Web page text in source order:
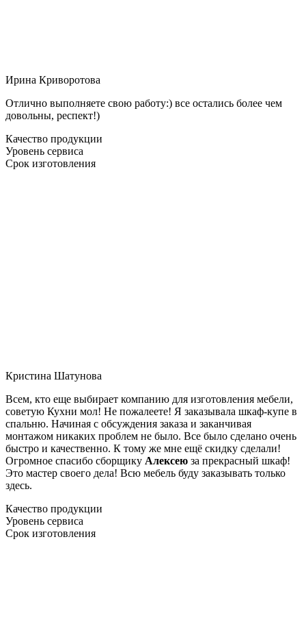
Ирина Криворотова
Отлично выполняете свою работу:) все остались более чем
довольны, респект!)
Качество продукции
Уровень сервиса
Срок изготовления
Кристина Шатунова
Всем, кто еще выбирает компанию для изготовления мебели,
советую Кухни мол! Не пожалеете! Я заказывала шкаф-купе в
спальню. Начиная с обсуждения заказа и заканчивая
монтажом никаких проблем не было. Все было сделано очень
быстро и качественно. К тому же мне ещё скидку сделали!
Огромное спасибо сборщику Алексею за прекрасный шкаф!
Это мастер своего дела! Всю мебель буду заказывать только
здесь.
Качество продукции
Уровень сервиса
Срок изготовления